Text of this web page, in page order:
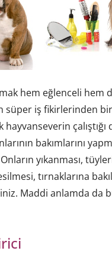
hem eğlenceli hem
süper iş fikirlerinden
çalıştığı
bakımlarını
yıkanması,
tırnaklarına
Maddi anlamda da